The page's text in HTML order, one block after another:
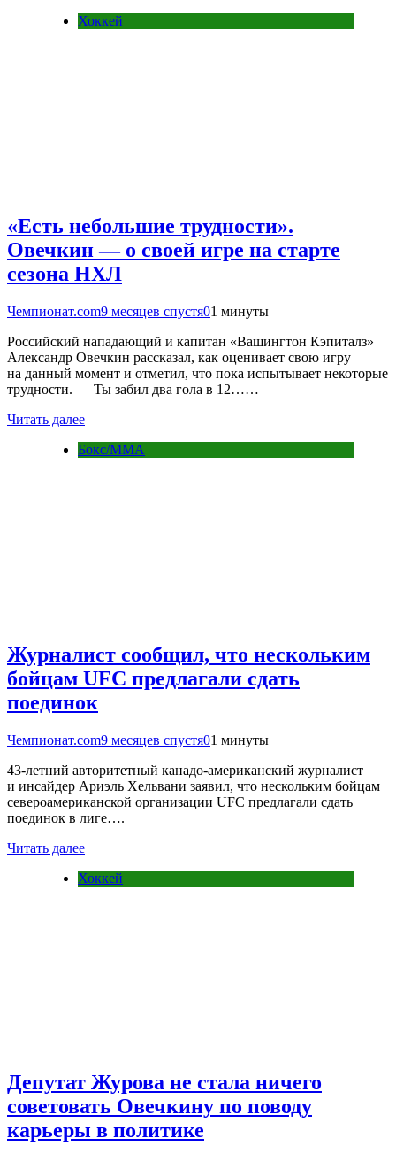
Хоккей
«Есть небольшие трудности».
Овечкин — о своей игре на старте
сезона НХЛ
Чемпионат.com9 месяцев спустя01 минуты
Российский нападающий и капитан «Вашингтон Кэпиталз»
Александр Овечкин рассказал, как оценивает свою игру
на данный момент и отметил, что пока испытывает некоторые
трудности. — Ты забил два гола в 12……
Читать далее
Бокс/MMA
Журналист сообщил, что нескольким
бойцам UFC предлагали сдать
поединок
Чемпионат.com9 месяцев спустя01 минуты
43-летний авторитетный канадо-американский журналист
и инсайдер Ариэль Хельвани заявил, что нескольким бойцам
североамериканской организации UFC предлагали сдать
поединок в лиге….
Читать далее
Хоккей
Депутат Журова не стала ничего
советовать Овечкину по поводу
карьеры в политике